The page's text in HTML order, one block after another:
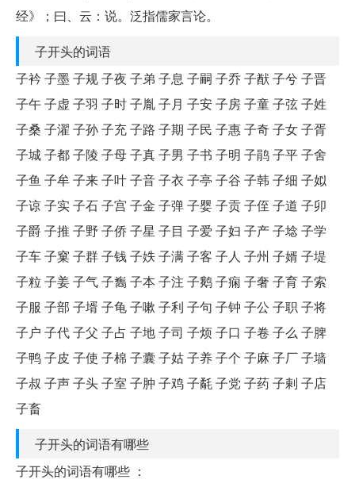
经》；曰、云：说。泛指儒家言论。
子开头的词语
子衿 子墨 子规 子夜 子弟 子息 子嗣 子乔 子猷 子兮 子晋
子午 子虚 子羽 子时 子胤 子月 子安 子房 子童 子弦 子姓
子桑 子濯 子孙 子充 子路 子期 子民 子惠 子奇 子女 子胥
子城 子都 子陵 子母 子真 子男 子书 子明 子鹃 子平 子舍
子鱼 子牟 子来 子叶 子音 子衣 子亭 子谷 子韩 子细 子姒
子谅 子实 子石 子宫 子金 子弹 子婴 子贡 子侄 子道 子卯
子爵 子推 子野 子侨 子星 子目 子爱 子妇 子产 子埝 子学
子车 子窠 子群 子钱 子妷 子满 子客 子人 子州 子婿 子堤
子粒 子姜 子气 子雟 子本 子注 子鹅 子痫 子奢 子育 子索
子服 子部 子壻 子龟 子嗽 子利 子句 子钟 子公 子职 子将
子户 子代 子父 子占 子地 子司 子烦 子口 子卷 子么 子脾
子鸭 子皮 子使 子棉 子囊 子姑 子养 子个 子麻 子厂 子墙
子叔 子声 子头 子室 子肿 子鸡 子氄 子党 子药 子剌 子店
子畜
子开头的词语有哪些
子开头的词语有哪些 ：